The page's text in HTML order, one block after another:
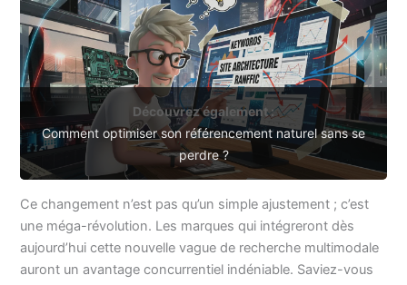
Découvrez également :
Comment optimiser son référencement naturel sans se
perdre ?
Ce changement n’est pas qu’un simple ajustement ; c’est
une méga-révolution. Les marques qui intégreront dès
aujourd’hui cette nouvelle vague de recherche multimodale
auront un avantage concurrentiel indéniable. Saviez-vous